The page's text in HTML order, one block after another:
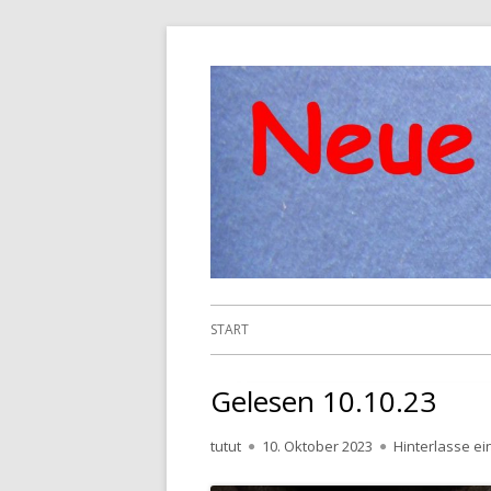
Primäres
START
Gelesen 10.10.23
Autor
tutut
Veröffentlicht
10. Oktober 2023 Hinterlasse